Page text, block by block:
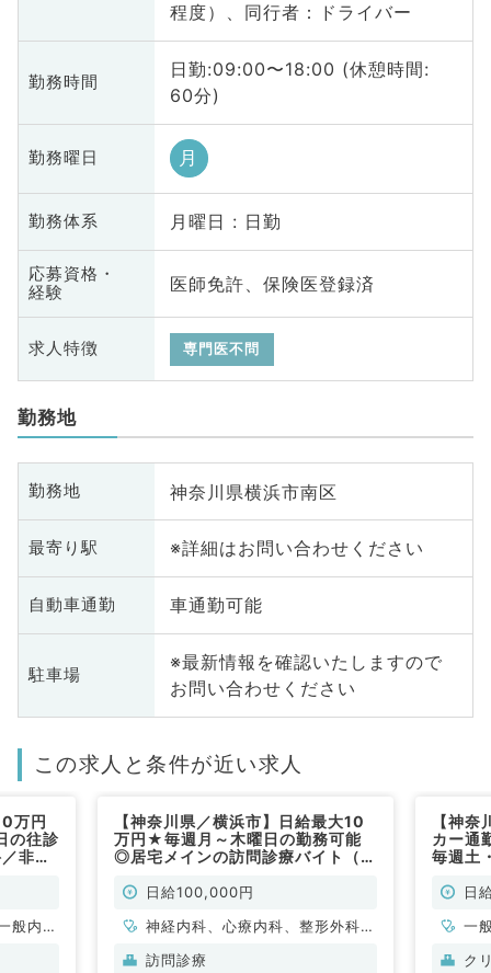
程度）、同行者：ドライバー
勤務時間
日勤:09:00〜18:00 (休憩時間:
60分)
勤務曜日 月
勤務体系 月曜日 : 日勤
応募資格・
経験
医師免許、保険医登録済
求人特徴 専門医不問
勤務地
勤務地 神奈川県横浜市南区
最寄り駅 ※詳細はお問い合わせください
自動車通勤 車通勤可能
駐車場
※最新情報を確認いたしますので
お問い合わせください
この求人と条件が近い求人
万円
の往診
非常
般内
【神奈川県／横浜市】日給最大10
万円★毎週月～木曜日の勤務可能
◎居宅メインの訪問診療バイト（内
日給100,000円
神経内科、心療内科、整形外科、
形成外科、美容外科、脳神経外
訪問診療
【神
カー
毎週土
のお
／非常
日
一
ク